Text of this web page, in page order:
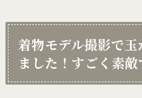
着物モデル撮影で
ました！すごく素敵